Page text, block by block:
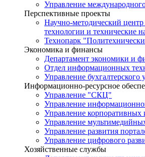
Управление
Перспективные проекты
Научно-методический
технологии и технические
Технопарк
Экономика и финансы
Департамент экономики и
Отдел информационных
Управление бухгалтерского
Информационно-ресурсное
Управление "СКЦ"
Управление
Управление
Управление
Управление развития
Управление цифрового
Хозяйственные службы